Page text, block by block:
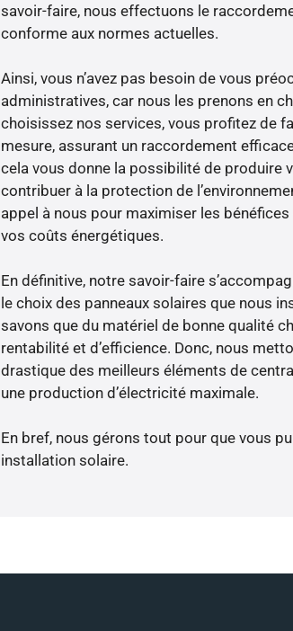
savoir-faire, nous effectuons le
conforme aux normes actuelles.
Ainsi, vous n’avez pas besoin de vous
administratives, car nous les prenons en
choisissez nos services, vous profitez de
mesure, assurant un raccordement
cela vous donne la possibilité de produire
contribuer à la protection de
appel à nous pour maximiser les
vos coûts énergétiques.
En définitive, notre savoir-faire
le choix des panneaux solaires que nous
savons que du matériel de bonne qualité
rentabilité et d’efficience. Donc, nous
drastique des meilleurs éléments de
une production d’électricité maximale.
En bref, nous gérons tout pour que vous
installation solaire.